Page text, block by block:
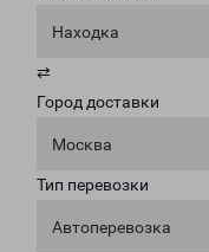
Находка
⇄
Город доставки
Москва
Тип перевозки
Автоперевозка